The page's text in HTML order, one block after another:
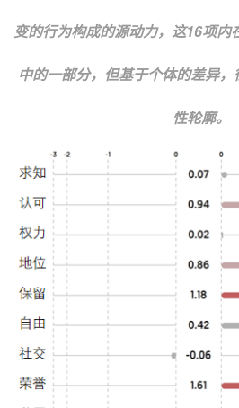
变的行为构成的源动力，这16项内
中的一部分，但基于个体的差异
性轮廓。